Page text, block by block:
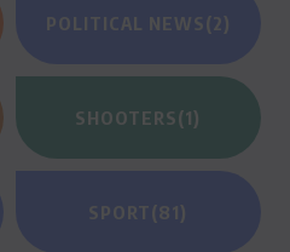
POLITICAL NEWS(2)
SHOOTERS(1)
SPORT(81)